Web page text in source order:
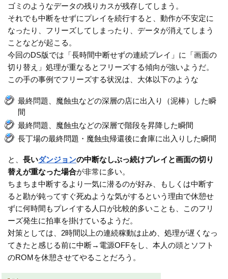
ゴミのようなデータの残りカスが残存してしまう。
それでも中断をせずにプレイを続行すると、動作が不安定に
なったり、フリーズしてしまったり、データが消えてしまう
ことなどが起こる。
今回のDS版では「長時間中断せずの連続プレイ」に「画面の
切り替え」処理が重なるとフリーズする傾向が強いようだ。
この手の事例でフリーズする状況は、大体以下のような
最終問題、魔蝕虫などの深層の店に出入り（泥棒）した瞬
間
最終問題、魔蝕虫などの深層で階段を昇降した瞬間
長丁場の最終問題・魔蝕虫帰還後に倉庫に出入りした瞬間
と、長いダンジョンの中断なしぶっ続けプレイと画面の切り
替えが重なった場合が非常に多い。
ちまちま中断するより一気に潜るのが好み、もしくは中断す
ると勘が鈍ってすぐ死ぬような気がするという理由で休憩せ
ずに何時間もプレイする人口が比較的多いことも、このフリ
ーズ発生に拍車を掛けているようだ。
対策としては、2時間以上の連続稼動は止め、処理が遅くなっ
てきたと感じる前に中断→電源OFFをし、本人の頭とソフト
のROMを休憩させてやることだろう。